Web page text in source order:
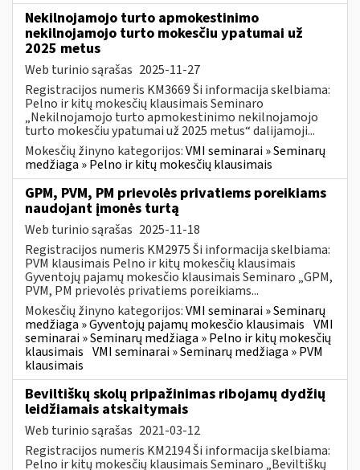
Nekilnojamojo turto apmokestinimo
nekilnojamojo turto mokesčiu ypatumai už
2025 metus
Web turinio sąrašas 2025-11-27
Registracijos numeris KM3669 Ši informacija skelbiama:
Pelno ir kitų mokesčių klausimais Seminaro
„Nekilnojamojo turto apmokestinimo nekilnojamojo
turto mokesčiu ypatumai už 2025 metus“ dalijamoji...
Mokesčių žinyno kategorijos:VMI seminarai » Seminarų
medžiaga » Pelno ir kitų mokesčių klausimais
GPM, PVM, PM prievolės privatiems poreikiams
naudojant įmonės turtą
Web turinio sąrašas 2025-11-18
Registracijos numeris KM2975 Ši informacija skelbiama:
PVM klausimais Pelno ir kitų mokesčių klausimais
Gyventojų pajamų mokesčio klausimais Seminaro „GPM,
PVM, PM prievolės privatiems poreikiams...
Mokesčių žinyno kategorijos:VMI seminarai » Seminarų
medžiaga » Gyventojų pajamų mokesčio klausimais VMI
seminarai » Seminarų medžiaga » Pelno ir kitų mokesčių
klausimais VMI seminarai » Seminarų medžiaga » PVM
klausimais
Beviltiškų skolų pripažinimas ribojamų dydžių
leidžiamais atskaitymais
Web turinio sąrašas 2021-03-12
Registracijos numeris KM2194 Ši informacija skelbiama:
Pelno ir kitų mokesčių klausimais Seminaro „Beviltiškų